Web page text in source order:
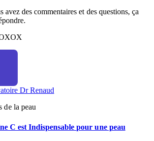
avez des commentaires et des questions, ça
de la peau
C est Indispensable pour une peau